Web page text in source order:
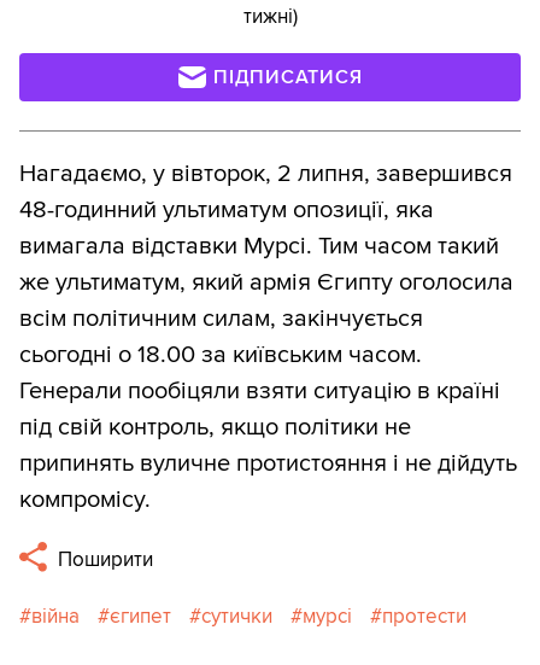
тижні)
ПІДПИСАТИСЯ
Нагадаємо, у вівторок, 2 липня, завершився
48-годинний ультиматум опозиції, яка
вимагала відставки Мурсі. Тим часом такий
же ультиматум, який армія Єгипту оголосила
всім політичним силам, закінчується
сьогодні о 18.00 за київським часом.
Генерали пообіцяли взяти ситуацію в країні
під свій контроль, якщо політики не
припинять вуличне протистояння і не дійдуть
компромісу.
Поширити
війна єгипет сутички мурсі протести